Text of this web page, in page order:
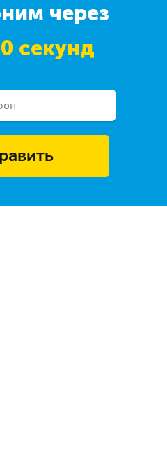
через
секунд